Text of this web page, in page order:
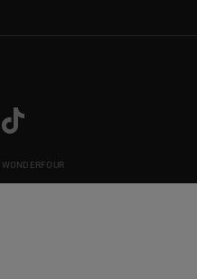
WONDERFOUR